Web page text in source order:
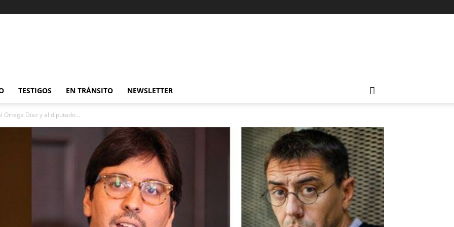
TESTIGOS EN TRÁNSITO NEWSLETTER
Ortega Díaz y al diputado...